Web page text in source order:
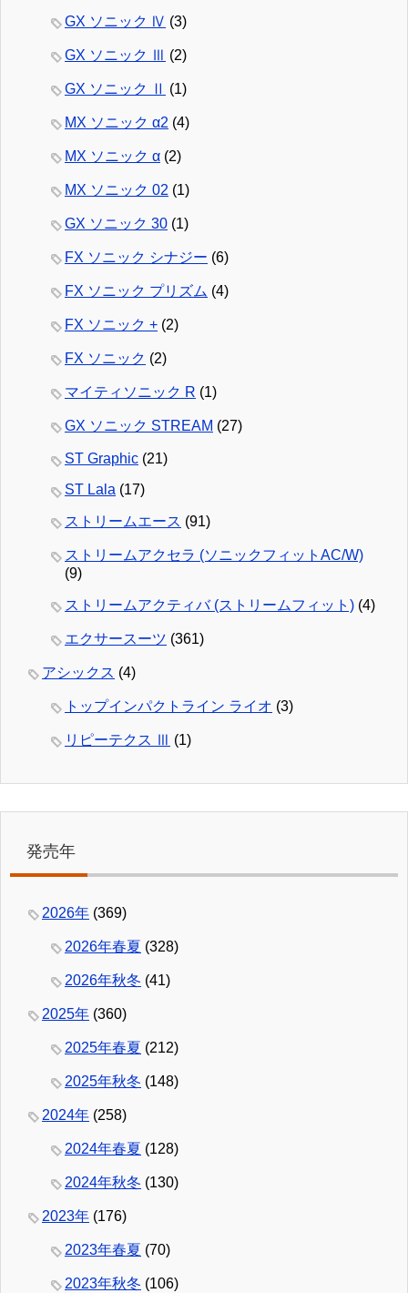
GX ソニック Ⅳ (3)
GX ソニック Ⅲ (2)
GX ソニック Ⅱ (1)
MX ソニック α2 (4)
MX ソニック α (2)
MX ソニック 02 (1)
GX ソニック 30 (1)
FX ソニック シナジー (6)
FX ソニック プリズム (4)
FX ソニック + (2)
FX ソニック (2)
マイティソニック R (1)
GX ソニック STREAM (27)
ST Graphic (21)
ST Lala (17)
ストリームエース (91)
ストリームアクセラ (ソニックフィットAC/W)
(9)
ストリームアクティバ (ストリームフィット) (4)
エクサースーツ (361)
アシックス (4)
トップインパクトライン ライオ (3)
リピーテクス Ⅲ (1)
発売年
2026年 (369)
2026年春夏 (328)
2026年秋冬 (41)
2025年 (360)
2025年春夏 (212)
2025年秋冬 (148)
2024年 (258)
2024年春夏 (128)
2024年秋冬 (130)
2023年 (176)
2023年春夏 (70)
2023年秋冬 (106)